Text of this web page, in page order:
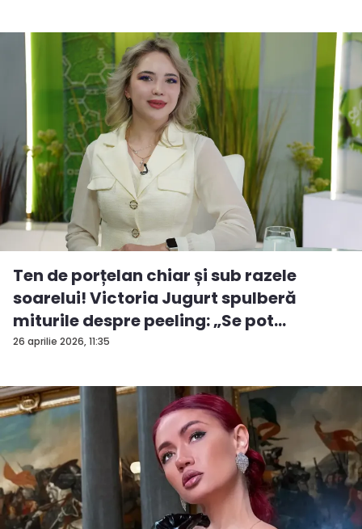
26 aprilie 2026, 11:35
Ten de porțelan chiar și sub razele
soarelui! Victoria Jugurt spulberă
miturile despre peeling: „Se pot
efectua...